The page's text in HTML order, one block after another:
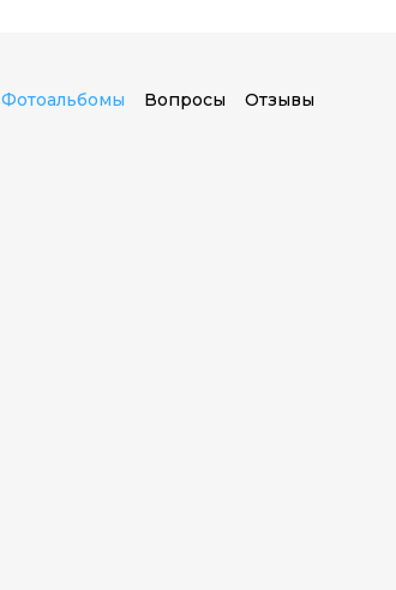
Фотоальбомы Вопросы Отзывы